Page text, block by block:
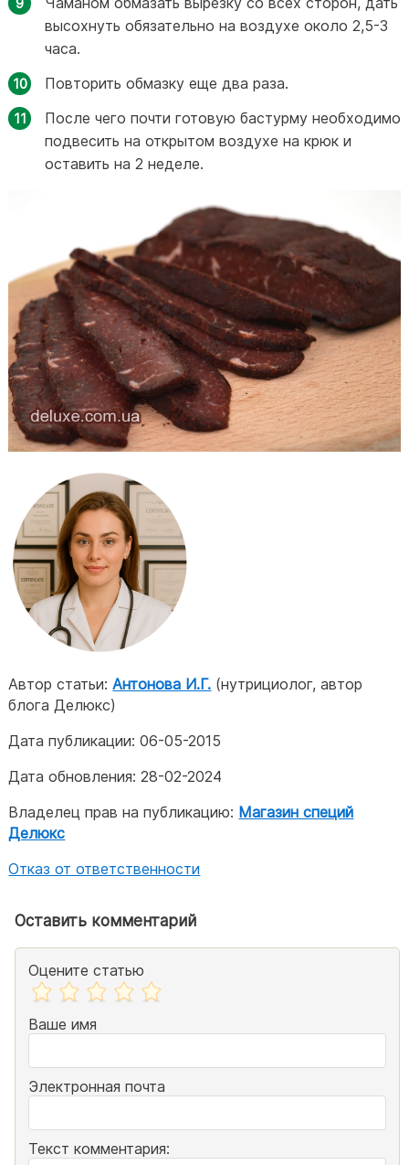
высохнуть обязательно на воздухе около 2,5-3
часа.
Повторить обмазку еще два раза.
После чего почти готовую бастурму необходимо
подвесить на открытом воздухе на крюк и
оставить на 2 неделе.
Автор статьи:Антонова И.Г. (нутрициолог, автор
блога Делюкс)
Дата публикации:06-05-2015
Дата обновления:28-02-2024
Владелец прав на публикацию: Магазин специй
Делюкс
Отказ от ответственности
Оставить комментарий
Оцените статью
Ваше имя
Электронная почта
Текст комментария: